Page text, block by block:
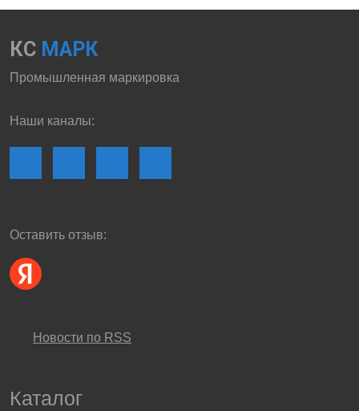
КС МАРК
Промышленная маркировка
Наши каналы:
Оставить отзыв:
Новости по RSS
Каталог